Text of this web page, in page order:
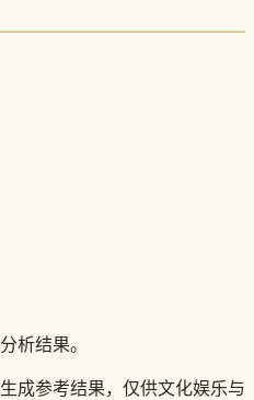
析结果。
成参考结果，仅供文化娱乐与